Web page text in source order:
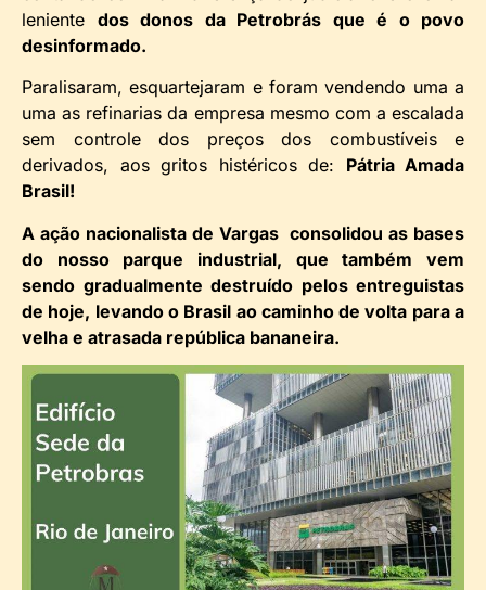
leniente dos donos da Petrobrás que é o povo
desinformado.
Paralisaram, esquartejaram e foram vendendo uma a
uma as refinarias da empresa mesmo com a escalada
sem controle dos preços dos combustíveis e
derivados, aos gritos histéricos de: Pátria Amada
Brasil!
A ação nacionalista de Vargas consolidou as bases
do nosso parque industrial, que também vem
sendo gradualmente destruído pelos entreguistas
de hoje, levando o Brasil ao caminho de volta para a
velha e atrasada república bananeira.